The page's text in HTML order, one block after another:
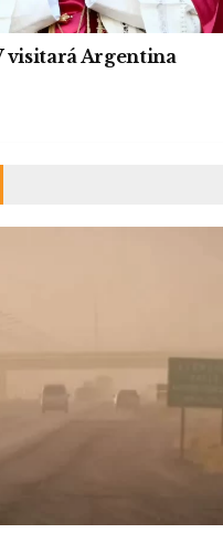
visitará Argentina